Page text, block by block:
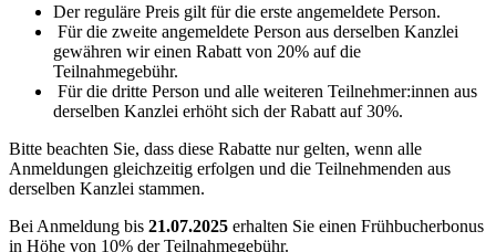
Der reguläre Preis gilt für die erste angemeldete Person.
Für die zweite angemeldete Person aus derselben Kanzlei
gewähren wir einen Rabatt von 20% auf die
Teilnahmegebühr.
Für die dritte Person und alle weiteren Teilnehmer:innen aus
derselben Kanzlei erhöht sich der Rabatt auf 30%.
Bitte beachten Sie, dass diese Rabatte nur gelten, wenn alle
Anmeldungen gleichzeitig erfolgen und die Teilnehmenden aus
derselben Kanzlei stammen.
Bei Anmeldung bis 21.07.2025 erhalten Sie einen Frühbucherbonus
in Höhe von 10% der Teilnahmegebühr.